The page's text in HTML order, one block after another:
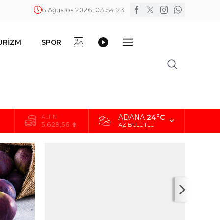
6 Ağustos 2026, 03:54:24
SPOR
ALTIN
5.629,56
ADANA 24°C
AZ BULUTLU